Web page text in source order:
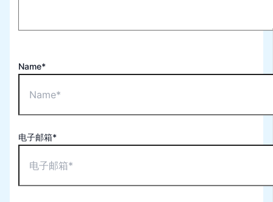
Name*
电子邮箱*